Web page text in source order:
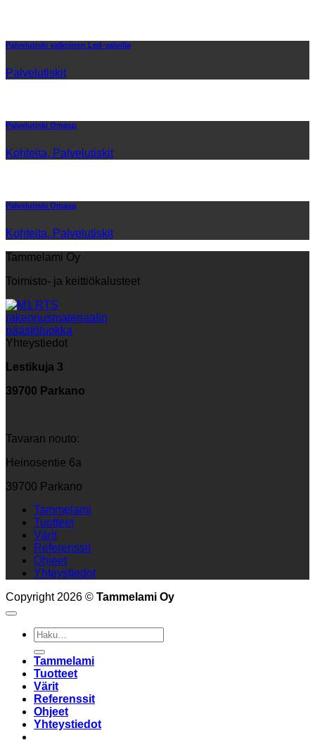
Palvelutiski valkoinen Led-valoilla
Palvelutiskit
Palvelutiski Omasp
Kohteita, Palvelutiskit
Palvelutiski Omasp
Kohteita, Palvelutiskit
Tammelami Oy
Toimisto- ja keittiökalusteet
Yhteystiedot
Lestikuja 3
39700 Parkano
Tavaran nouto:
Heinosentie 6a
39700 Parkano
Tammelami
Tuotteet
Värit
Referenssit
Ohjeet
Yhteystiedot
Copyright 2026 © Tammelami Oy
Etsi:
Tammelami
Tuotteet
Värit
Referenssit
Ohjeet
Yhteystiedot